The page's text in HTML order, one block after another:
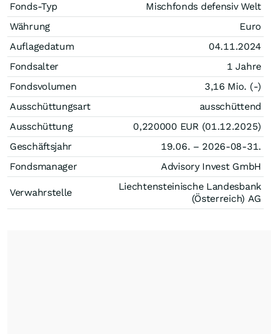
Fonds-Typ
Mischfonds defensiv Welt
Währung
Euro
Auflagedatum
04.11.2024
Fondsalter
1 Jahre
Fondsvolumen
3,16 Mio. (-)
Ausschüttungsart
ausschüttend
Ausschüttung
0,220000 EUR (01.12.2025)
Geschäftsjahr
19.06. – 2026-08-31.
Fondsmanager
Advisory Invest GmbH
Verwahrstelle
Liechtensteinische Landesbank
(Österreich) AG